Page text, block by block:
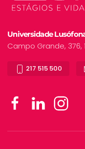
Universidade
Campo Grande, 376,
217 515 500